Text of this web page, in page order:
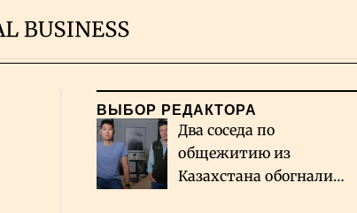
ВЫБОР РЕДАКТОРА
Два соседа по
общежитию из
Казахстана обогнали